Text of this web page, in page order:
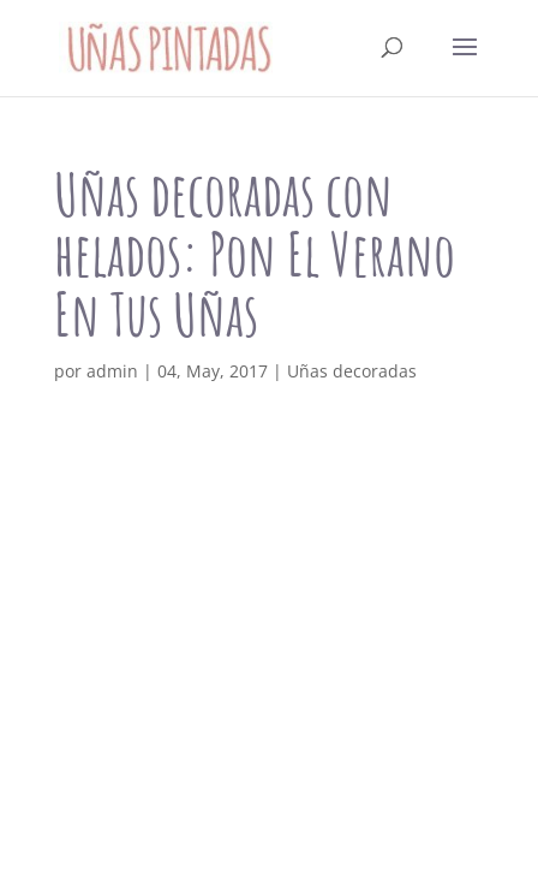
Uñas decoradas con
helados: Pon El Verano
En Tus Uñas
por admin | 04, May, 2017| Uñas decoradas